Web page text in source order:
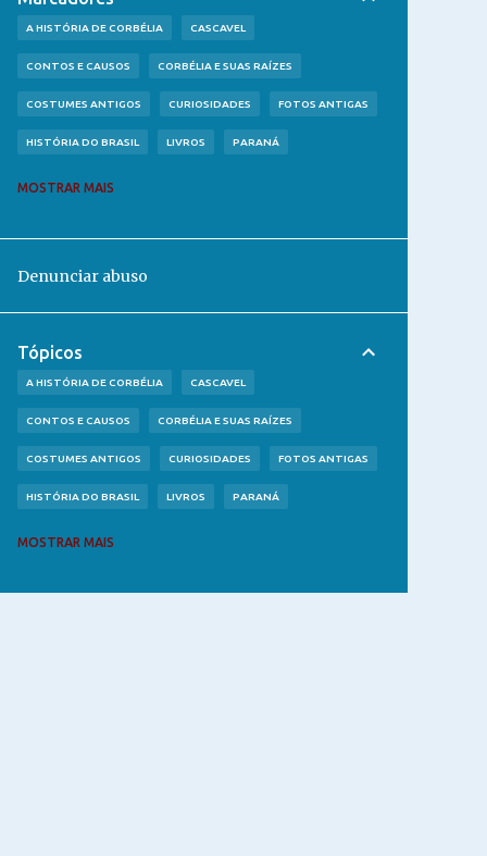
A HISTÓRIA DE CORBÉLIA CASCAVEL
CONTOS E CAUSOS CORBÉLIA E SUAS RAÍZES
COSTUMES ANTIGOS CURIOSIDADES FOTOS ANTIGAS
HISTÓRIA DO BRASIL LIVROS PARANÁ
MOSTRAR MAIS
Denunciar abuso
Tópicos
A HISTÓRIA DE CORBÉLIA CASCAVEL
CONTOS E CAUSOS CORBÉLIA E SUAS RAÍZES
COSTUMES ANTIGOS CURIOSIDADES FOTOS ANTIGAS
HISTÓRIA DO BRASIL LIVROS PARANÁ
MOSTRAR MAIS